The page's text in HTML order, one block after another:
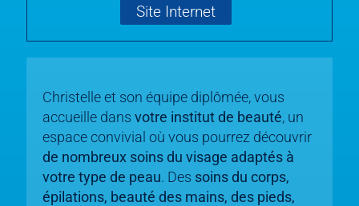
Site Internet
Christelle et son équipe diplômée, vous
accueille dans votre institut de beauté, un
espace convivial où vous pourrez découvrir
de nombreux soins du visage adaptés à
votre type de peau. Des soins du corps,
épilations, beauté des mains, des pieds,